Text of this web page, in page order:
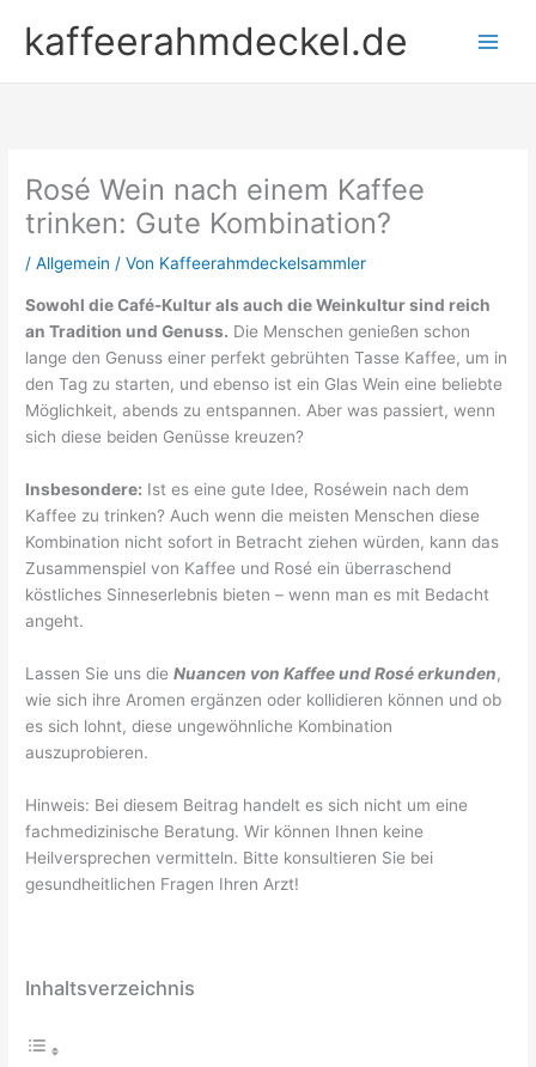
Inhaltkaffeerahmdeckel.de
Rosé Wein nach einem Kaffee
trinken: Gute Kombination?
/Allgemein / Von Kaffeerahmdeckelsammler
Sowohl die Café-Kultur als auch die Weinkultur sind reich
an Tradition und Genuss. Die Menschen genießen schon
lange den Genuss einer perfekt gebrühten Tasse Kaffee, um in
den Tag zu starten, und ebenso ist ein Glas Wein eine beliebte
Möglichkeit, abends zu entspannen. Aber was passiert, wenn
sich diese beiden Genüsse kreuzen?
Insbesondere: Ist es eine gute Idee, Roséwein nach dem
Kaffee zu trinken? Auch wenn die meisten Menschen diese
Kombination nicht sofort in Betracht ziehen würden, kann das
Zusammenspiel von Kaffee und Rosé ein überraschend
köstliches Sinneserlebnis bieten – wenn man es mit Bedacht
angeht.
Lassen Sie uns dieNuancen von Kaffee und Rosé erkunden,
wie sich ihre Aromen ergänzen oder kollidieren können und ob
es sich lohnt, diese ungewöhnliche Kombination
auszuprobieren.
Hinweis: Bei diesem Beitrag handelt es sich nicht um eine
fachmedizinische Beratung. Wir können Ihnen keine
Heilversprechen vermitteln. Bitte konsultieren Sie bei
gesundheitlichen Fragen Ihren Arzt!
Inhaltsverzeichnis